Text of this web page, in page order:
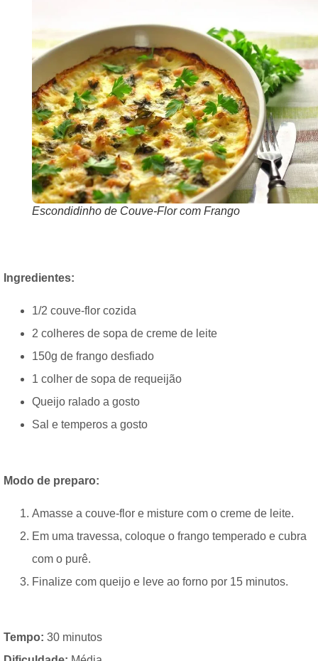
Escondidinho de Couve-Flor com Frango
Ingredientes:
1/2 couve-flor cozida
2 colheres de sopa de creme de leite
150g de frango desfiado
1 colher de sopa de requeijão
Queijo ralado a gosto
Sal e temperos a gosto
Modo de preparo:
Amasse a couve-flor e misture com o creme de leite.
Em uma travessa, coloque o frango temperado e cubra
com o purê.
Finalize com queijo e leve ao forno por 15 minutos.
Tempo: 30 minutos